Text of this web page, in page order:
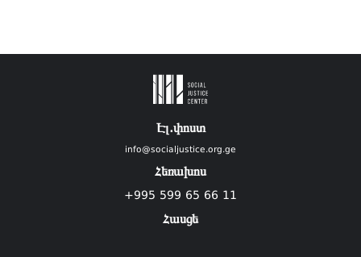
Էլ.փոստ
info@socialjustice.org.ge
Հեռախոս
+995 599 65 66 11
Հասցե